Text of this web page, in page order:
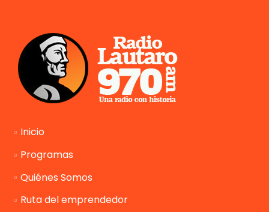
Inicio
Programas
Quiénes Somos
Ruta del emprendedor